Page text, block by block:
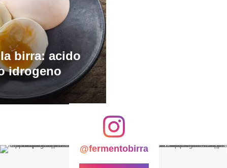
birra: acido
idrogeno
@fermentobirra